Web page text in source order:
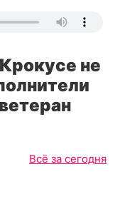
не
Всё за сегодня